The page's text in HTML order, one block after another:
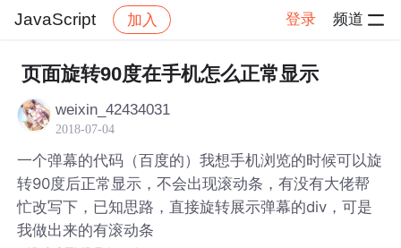
JavaScript 加入 登录 频道
社区 JavaScript 帖子详情
页面旋转90度在手机怎么正常显示
weixin_42434031
2018-07-04
一个弹幕的代码（百度的）我想手机浏览的时候可以旋
转90度后正常显示，不会出现滚动条，有没有大佬帮
忙改写下，已知思路，直接旋转展示弹幕的div，可是
我做出来的有滚动条